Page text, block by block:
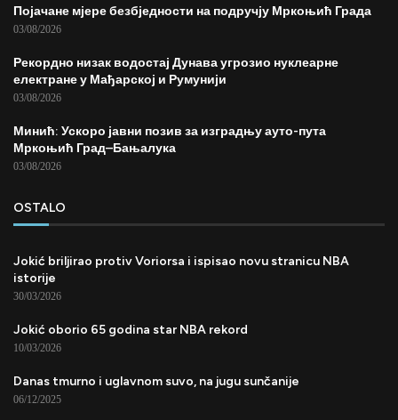
Појачане мјере безбједности на подручју Мркоњић Града
03/08/2026
Рекордно низак водостај Дунава угрозио нуклеарне
електране у Мађарској и Румунији
03/08/2026
Минић: Ускоро јавни позив за изградњу ауто-пута
Мркоњић Град–Бањалука
03/08/2026
OSTALO
Jokić briljirao protiv Voriorsa i ispisao novu stranicu NBA
istorije
30/03/2026
Jokić oborio 65 godina star NBA rekord
10/03/2026
Danas tmurno i uglavnom suvo, na jugu sunčanije
06/12/2025